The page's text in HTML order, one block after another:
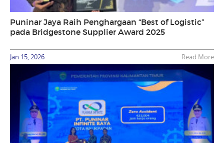
Puninar Jaya Raih Penghargaan “Best of Logistic”
pada Bridgestone Supplier Award 2025
Jan 15, 2026 Read More